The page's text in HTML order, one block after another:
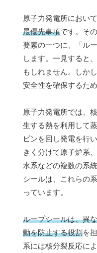
原子力発電所において
最優先事項です。そ
要素の一つに、「ル
します。一見すると
もしれません。しか
安全性を確保するた
原子力発電所では、
生する熱を利用して
ビンを回し発電を行
きく分けて原子炉系
水系などの複数の系
シールは、これらの
っています。
ループシールは、異
動を防止する役割を
系には核分裂反応に